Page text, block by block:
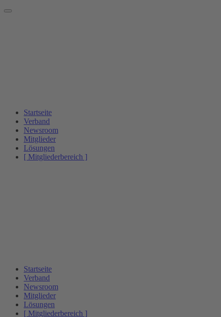
Startseite
Verband
Newsroom
Mitglieder
Lösungen
[ Mitgliederbereich ]
Startseite
Verband
Newsroom
Mitglieder
Lösungen
[ Mitgliederbereich ]